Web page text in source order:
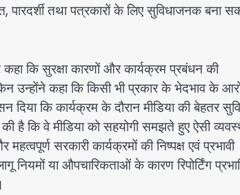
तथा पत्रकारों के लिए सुविधाजनक बना
कि सुरक्षा कारणों और कार्यक्रम प्रबंधन की
उन्होंने कहा कि किसी भी प्रकार के भेदभाव के
कि कार्यक्रम के दौरान मीडिया की बेहतर
है कि वे मीडिया को सहयोगी समझते हुए ऐसी
सरकारी कार्यक्रमों की निष्पक्ष एवं प्रभावी
या औपचारिकताओं के कारण रिपोर्टिंग